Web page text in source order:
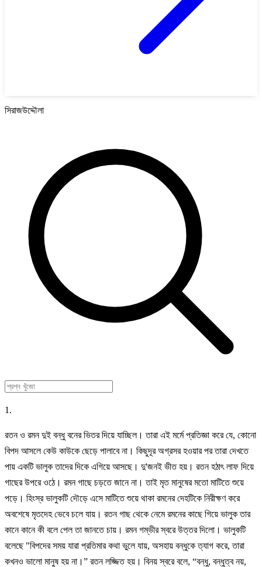
সিরাজউদ্দৌলা
1.
রতন ও রমন দুই বন্ধু বনের ভিতর দিয়ে যাচ্ছিল। তারা এই মর্মে প্রতিজ্ঞা করে যে, কোনো
বিপদ আসলে কেউ কাউকে ছেড়ে পালাবে না। কিছুদূর অগ্রসর হওয়ার পর তারা দেখতে
পায় একটি ভালুক তাদের দিকে এগিয়ে আসছে। দু'জনই ভীত হয়। রতন হঠাৎ লাফ দিয়ে
গাছের উপরে ওঠে। রমন গাছে চড়তে জানে না। তাই মৃত মানুষের মতো মাটিতে শুয়ে
পড়ে। হিংস্র ভালুকটি দৌড়ে এসে মাটিতে শুয়ে থাকা রমনের দেহটিকে নিরীক্ষণ করে
অবশেষে মৃতদেহ ভেবে চলে যায়। রতন গাছ থেকে নেমে রমনের কাছে গিয়ে ভালুক তার
কানে কানে কী বলে পেল তা জানতে চায়। রমন গম্ভীর স্বরে উত্তর দিলো। ভালুকটি
বলেছে "বিপদের সময় যারা প্রতিমার কথা ভুলে যায়, অসহায় বন্ধুকে ত্যাগ করে, তারা
কখনও ভালো মানুষ হয় না।” রতন লজ্জিত হয়। বিনয় স্বরে বলে, “বন্ধু, বন্ধুত্ব নয়,